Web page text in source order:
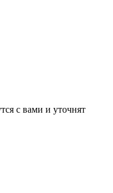
с вами и уточнят